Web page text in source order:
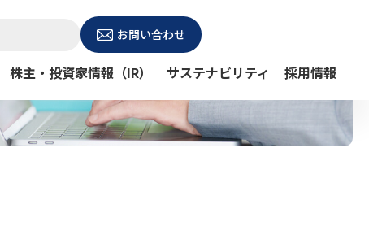
お問い合わせ
株主・投資家情報（IR） サステナビリティ 採用情報